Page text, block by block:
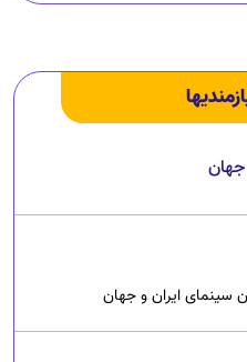
جهان
سینمای ایران و جهان